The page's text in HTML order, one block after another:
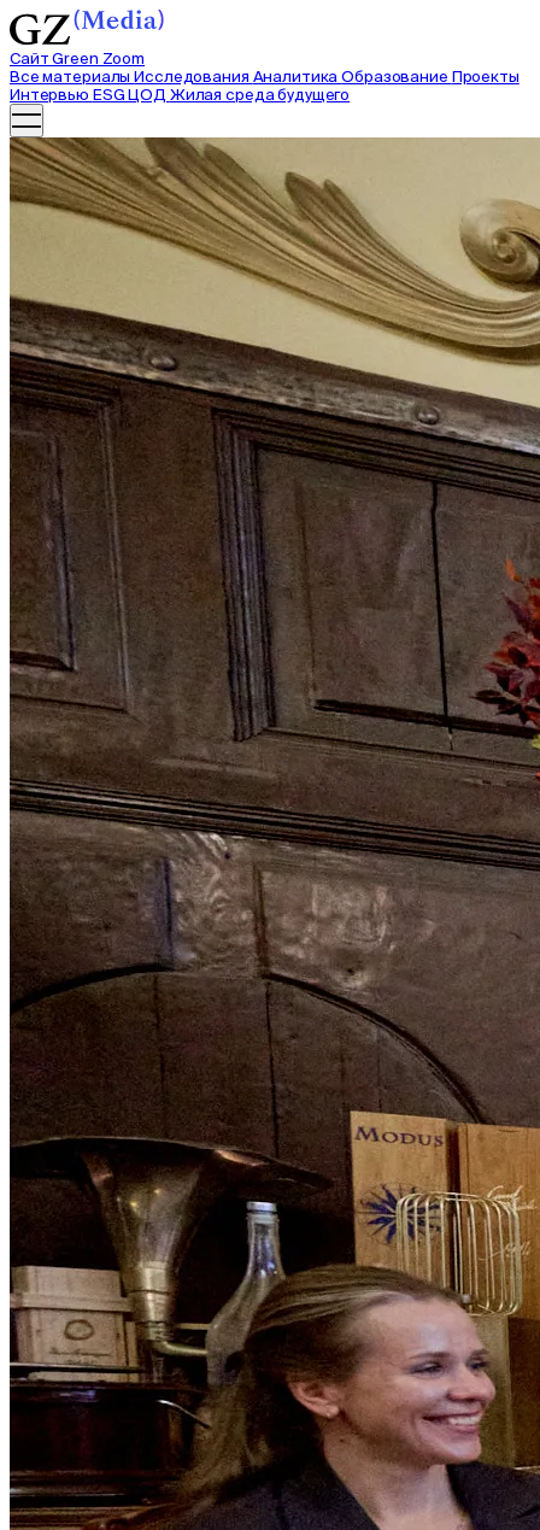
Сайт Green Zoom
Все материалыИсследования АналитикаОбразование Проекты
Интервью ESG ЦОД Жилая среда будущего